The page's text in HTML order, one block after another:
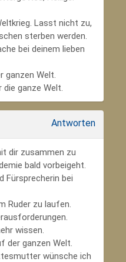
Lasst nicht zu,
sterben werden.
bei deinem lieben
ganzen Welt.
ganze Welt.
Antworten
dir zusammen zu
bald vorbeigeht.
Fürsprecherin bei
Ruder zu laufen.
wissen.
der ganzen Welt.
wünsche ich